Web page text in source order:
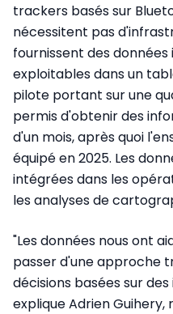
trackers basés sur
nécessitent pas
fournissent des
exploitables dans un
pilote portant sur une
permis d'obtenir des
d'un mois, après quoi
équipé en 2025. Les
intégrées dans les
les analyses de
"Les données nous ont
passer d'une approche
décisions basées sur
explique Adrien